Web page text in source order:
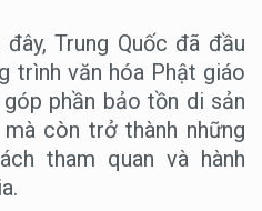
Trung Quốc đã đầu
trình văn hóa Phật giáo
phần bảo tồn di sản
còn trở thành những
tham quan và hành